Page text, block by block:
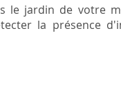
le jardin de votre
la présence